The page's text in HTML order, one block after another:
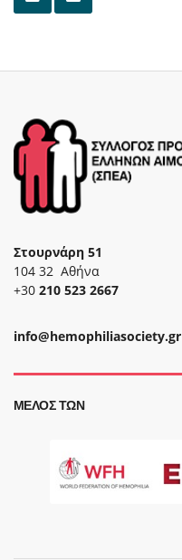
Στουρνάρη 51
104 32 Αθήνα
+30 210 523 2667
info@hemophiliasociety.gr
ΜΈΛΟΣ ΤΩΝ